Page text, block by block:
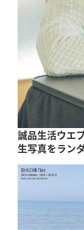
誠品生活ウエ
生写真をラン